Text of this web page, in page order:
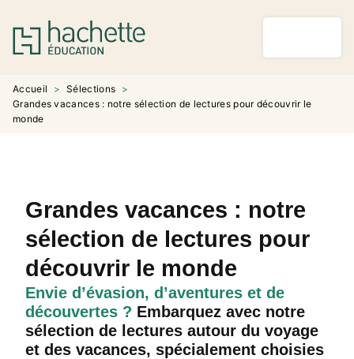
MENU RECHERCHE
PIED DE PAGE
Accueil > Sélections >
Grandes vacances : notre sélection de lectures pour découvrir le
monde
Grandes vacances : notre
sélection de lectures pour
découvrir le monde
Envie d’évasion, d’aventures et de
découvertes ? Embarquez avec notre
sélection de lectures autour du voyage
et des vacances, spécialement choisies